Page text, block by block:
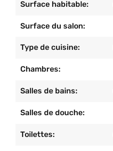
Surface habitable:
Surface du salon:
Type de cuisine:
Chambres:
Salles de bains:
Salles de douche:
Toilettes: